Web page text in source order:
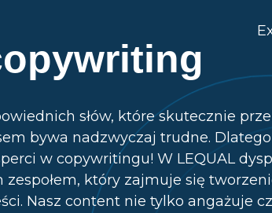
słów, które skutecznie
bywa nadzwyczaj trudne.
w copywritingu! W LEQUAL
zespołem, który zajmuje się
Nasz content nie tylko angażuje